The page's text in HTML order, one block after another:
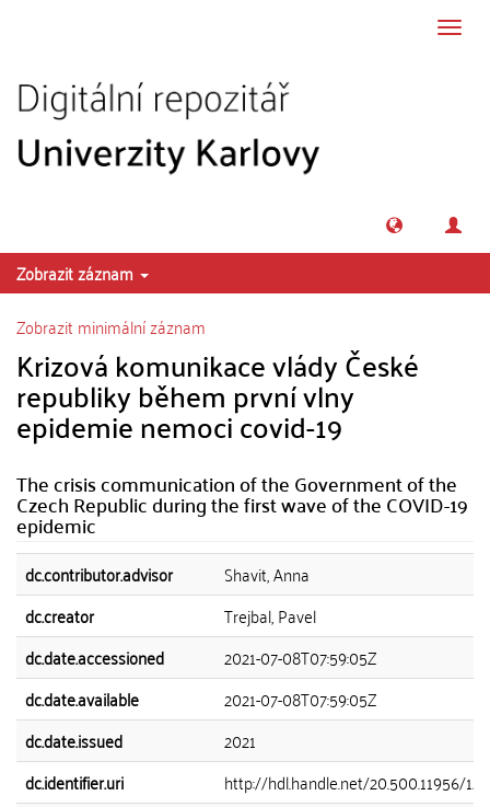
Zobrazit záznam
Zobrazit minimální záznam
Krizová komunikace vlády České
republiky během první vlny
epidemie nemoci covid-19
The crisis communication of the Government of the
Czech Republic during the first wave of the COVID-19
epidemic
dc.contributor.advisor
Shavit, Anna
dc.creator
Trejbal, Pavel
dc.date.accessioned
2021-07-08T07:59:05Z
dc.date.available
2021-07-08T07:59:05Z
dc.date.issued
2021
dc.identifier.uri
http://hdl.handle.net/20.500.11956/